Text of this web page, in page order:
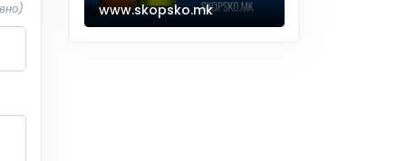
www.skopsko.mk